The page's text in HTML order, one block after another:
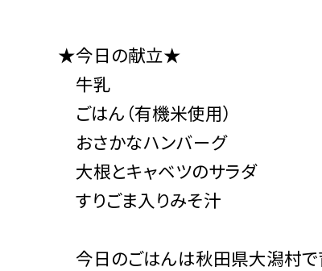
★今日の献立★
牛乳
ごはん（有機米使用）
おさかなハンバーグ
大根とキャベツのサラダ
すりごま入りみそ汁
今日のごはんは秋田県大潟村で